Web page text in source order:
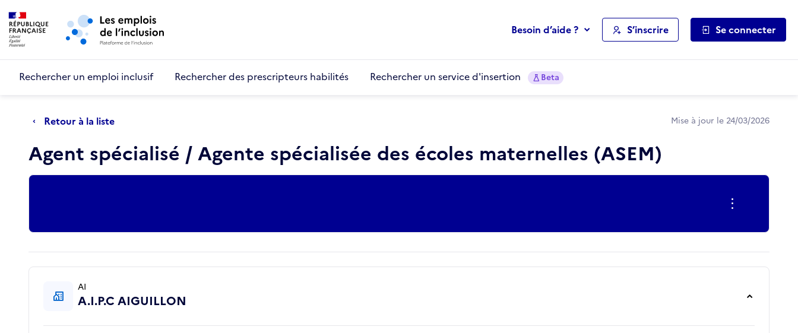
Aller au menu principal
Besoin d’aide ? S’inscrire Se connecter
Rechercher un emploi inclusif Rechercher des prescripteurs habilités Rechercher un service d'insertion Beta
Retour à la liste Mise à jour le 24/03/2026
Agent spécialisé / Agente spécialisée des écoles maternelles (ASEM)
AI
A.I.P.C AIGUILLON